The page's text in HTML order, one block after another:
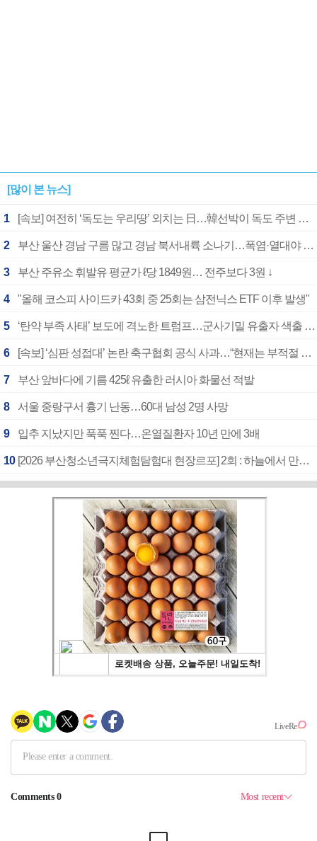
[많이 본 뉴스]
1 [속보] 여전히 ‘독도는 우리땅’ 외치는 日…韓선박이 독도 주변 해양조사 활동하자 반발
2 부산 울산 경남 구름 많고 경남 북서내륙 소나기…폭염·열대야 계속
3 부산 주유소 휘발유 평균가 ℓ당 1849원… 전주보다 3원 ↓
4 "올해 코스피 사이드카 43회 중 25회는 삼전닉스 ETF 이후 발생"
5 ‘탄약 부족 사태’ 보도에 격노한 트럼프…군사기밀 유출자 색출 지시
6 [속보] ‘심판 성접대’ 논란 축구협회 공식 사과…“현재는 부적절 행위 없어”
7 부산 앞바다에 기름 425ℓ 유출한 러시아 화물선 적발
8 서울 중랑구서 흉기 난동…60대 남성 2명 사망
9 입추 지났지만 푹푹 찐다…온열질환자 10년 만에 3배
10 [2026 부산청소년극지체험탐험대 현장르포] 2회 : 하늘에서 만난 얼음의 나라